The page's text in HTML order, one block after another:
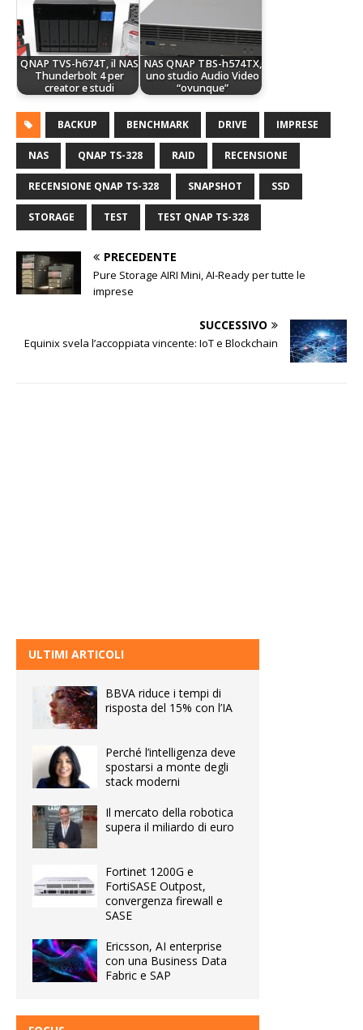
QNAP TVS-h674T, il NAS
Thunderbolt 4 per
creator e studi
NAS QNAP TBS-h574TX,
uno studio Audio Video
“ovunque”
BACKUP BENCHMARK DRIVE IMPRESE
NAS QNAP TS-328 RAID RECENSIONE
RECENSIONE QNAP TS-328 SNAPSHOT SSD
STORAGE TEST TEST QNAP TS-328
PRECEDENTE
Pure Storage AIRI Mini, AI-Ready per tutte le
imprese
SUCCESSIVO
Equinix svela l’accoppiata vincente: IoT e Blockchain
ULTIMI ARTICOLI
BBVA riduce i tempi di
risposta del 15% con l’IA
Perché l’intelligenza deve
spostarsi a monte degli
stack moderni
Il mercato della robotica
supera il miliardo di euro
Fortinet 1200G e
FortiSASE Outpost,
convergenza firewall e
SASE
Ericsson, AI enterprise
con una Business Data
Fabric e SAP